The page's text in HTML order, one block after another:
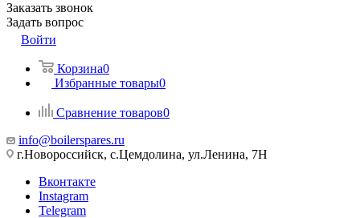
Заказать звонок
Задать вопрос
Войти
Корзина0
Избранные товары0
Сравнение товаров0
info@boilerspares.ru
г.Новороссийск, с.Цемдолина, ул.Ленина, 7Н
Вконтакте
Instagram
Telegram